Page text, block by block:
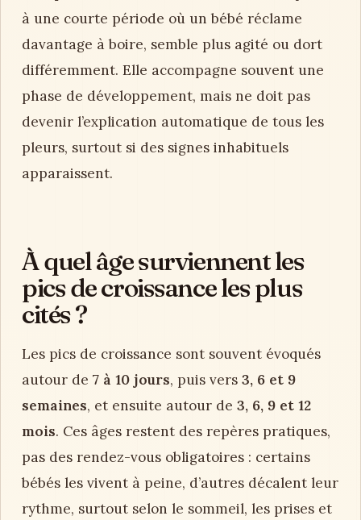
à une courte période où un bébé réclame
davantage à boire, semble plus agité ou dort
différemment. Elle accompagne souvent une
phase de développement, mais ne doit pas
devenir l’explication automatique de tous les
pleurs, surtout si des signes inhabituels
apparaissent.
À quel âge surviennent les
pics de croissance les plus
cités ?
Les pics de croissance sont souvent évoqués
autour de 7 à 10 jours, puis vers 3, 6 et 9
semaines, et ensuite autour de 3, 6, 9 et 12
mois. Ces âges restent des repères pratiques,
pas des rendez-vous obligatoires : certains
bébés les vivent à peine, d’autres décalent leur
rythme, surtout selon le sommeil, les prises et